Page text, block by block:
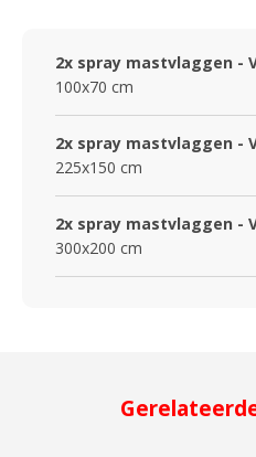
2x spray mastvlaggen -
100x70 cm
2x spray mastvlaggen -
225x150 cm
2x spray mastvlaggen -
300x200 cm